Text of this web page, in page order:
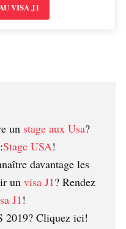
VISA J1
un stage aux Usa?
Stage USA!
davantage les
un visa J1? Rendez
J1!
2019? Cliquez ici!